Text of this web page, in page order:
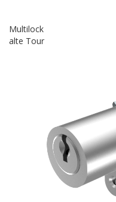
Multilock
alte Tour